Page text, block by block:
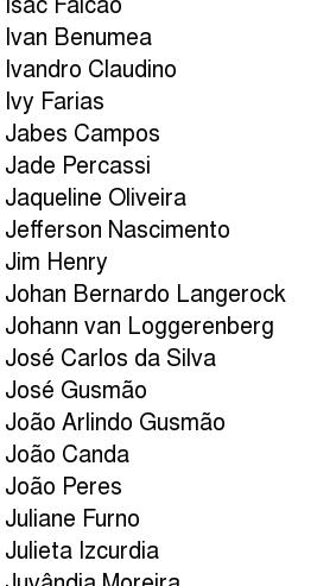
Isac Falcão
Ivan Benumea
Ivandro Claudino
Ivy Farias
Jabes Campos
Jade Percassi
Jaqueline Oliveira
Jefferson Nascimento
Jim Henry
Johan Bernardo Langerock
Johann van Loggerenberg
José Carlos da Silva
José Gusmão
João Arlindo Gusmão
João Canda
João Peres
Juliane Furno
Julieta Izcurdia